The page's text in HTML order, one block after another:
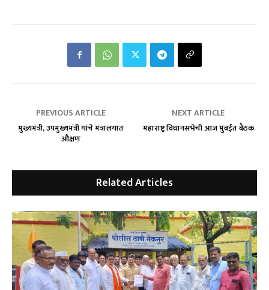
PREVIOUS ARTICLE
मुख्यमंत्री, उपमुख्यमंत्री यांचे मंत्रालयात
औक्षण
NEXT ARTICLE
महाराष्ट्र विधानसभेची आज मुंबईत बैठक
Related Articles